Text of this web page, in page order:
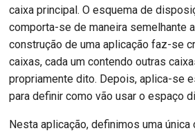
caixa principal. O esquema de
comporta-se de maneira semelhante
construção de uma aplicação faz-se
caixas, cada um contendo outras
propriamente dito. Depois, aplica-se
para definir como vão usar o espaço
Nesta aplicação, definimos uma única